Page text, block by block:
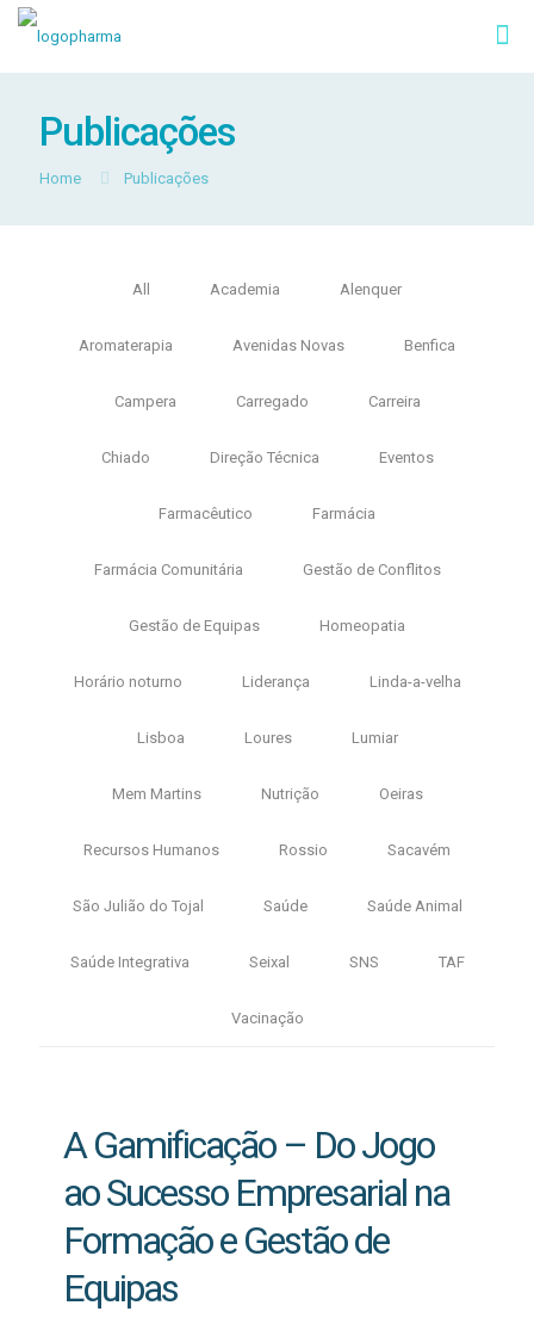
Publicações
Home Publicações
All Academia Alenquer
Aromaterapia Avenidas Novas Benfica
Campera Carregado Carreira
Chiado Direção Técnica Eventos
Farmacêutico Farmácia
Farmácia Comunitária Gestão de Conflitos
Gestão de Equipas Homeopatia
Horário noturno Liderança Linda-a-velha
Lisboa Loures Lumiar
Mem Martins Nutrição Oeiras
Recursos Humanos Rossio Sacavém
São Julião do Tojal Saúde Saúde Animal
Saúde Integrativa Seixal SNS TAF
Vacinação
A Gamificação – Do Jogo
ao Sucesso Empresarial na
Formação e Gestão de
Equipas